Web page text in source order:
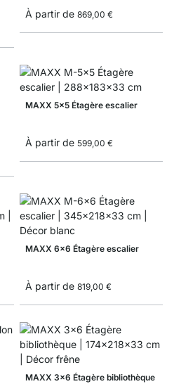
À partir de 869,00 €
MAXX 5x5 Étagère escalier
À partir de 599,00 €
MAXX 6x6 Étagère escalier
À partir de 819,00 €
MAXX 3x6 Étagère bibliothèque